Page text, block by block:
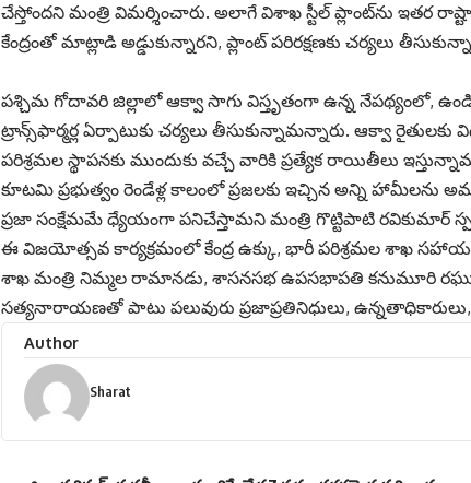
చేస్తోందని మంత్రి విమర్శించారు. అలాగే విశాఖ స్టీల్ ప్లాంట్‌ను ఇతర
కేంద్రంతో మాట్లాడి అడ్డుకున్నారని, ప్లాంట్ పరిరక్షణకు చర్యలు
పశ్చిమ గోదావరి జిల్లాలో ఆక్వా సాగు విస్తృతంగా ఉన్న నేపథ్యంలో, ఉండి
ట్రాన్స్‌ఫార్మర్ల ఏర్పాటుకు చర్యలు తీసుకున్నామన్నారు. ఆక్వా రైతులకు
పరిశ్రమల స్థాపనకు ముందుకు వచ్చే వారికి ప్రత్యేక రాయితీలు
కూటమి ప్రభుత్వం రెండేళ్ల కాలంలో ప్రజలకు ఇచ్చిన అన్ని హామీలను
ప్రజా సంక్షేమమే ధ్యేయంగా పనిచేస్తామని మంత్రి గొట్టిపాటి రవికుమార్
ఈ విజయోత్సవ కార్యక్రమంలో కేంద్ర ఉక్కు, భారీ పరిశ్రమల శాఖ సహాయ
శాఖ మంత్రి నిమ్మల రామానడు, శాసనసభ ఉపసభాపతి కనుమూరి
సత్యనారాయణతో పాటు పలువురు ప్రజాప్రతినిధులు,
Author
Sharat